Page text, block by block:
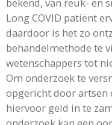
bekend, van reuk- en
Long COVID patiënt
daardoor is het zo
behandelmethode te
wetenschappers tot
Om onderzoek te
opgericht door artsen
hiervoor geld in te